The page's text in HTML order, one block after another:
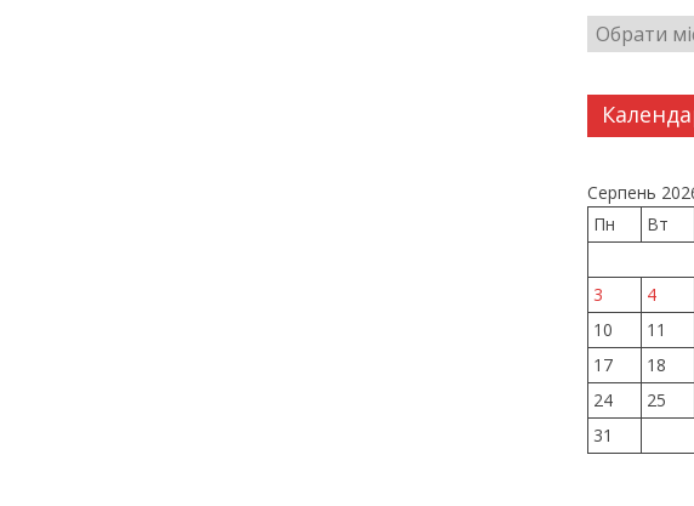
Серпень
Пн
Вт
3
4
10
11
17
18
24
25
31